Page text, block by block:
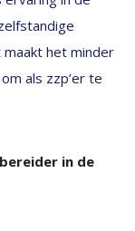
het minder
als zzp’er te
in de